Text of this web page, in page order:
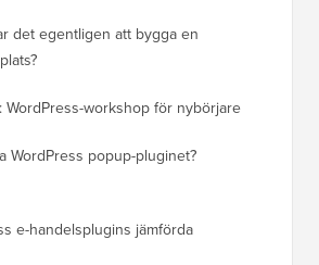
det egentligen att bygga en
WordPress-workshop för nybörjare
WordPress popup-pluginet?
e-handelsplugins jämförda